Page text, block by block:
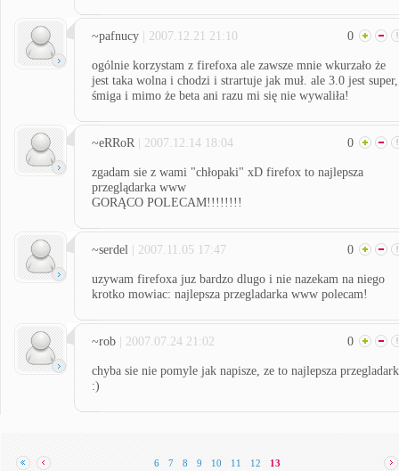
~pafnucy | 2007.12.21 21:10 0
ogólnie korzystam z firefoxa ale zawsze mnie wkurzało że
jest taka wolna i chodzi i strartuje jak muł. ale 3.0 jest super,
śmiga i mimo że beta ani razu mi się nie wywaliła!
~eRRoR | 2007.12.14 18:04 0
zgadam sie z wami "chłopaki" xD firefox to najlepsza
przeglądarka www
GORĄCO POLECAM!!!!!!!!
~serdel | 2007.11.05 17:47 0
uzywam firefoxa juz bardzo dlugo i nie nazekam na niego
krotko mowiac: najlepsza przegladarka www polecam!
~rob | 2007.07.24 21:02 0
chyba sie nie pomyle jak napisze, ze to najlepsza
:)
6 7 8 9 10 11 12 13